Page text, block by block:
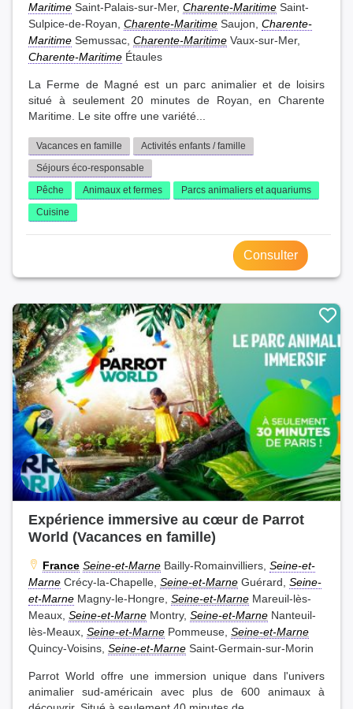
Maritime Saint-Palais-sur-Mer, Charente-Maritime Saint-
Sulpice-de-Royan, Charente-Maritime Saujon, Charente-
Maritime Semussac, Charente-Maritime Vaux-sur-Mer,
Charente-Maritime Étaules
La Ferme de Magné est un parc animalier et de loisirs
situé à seulement 20 minutes de Royan, en Charente
Maritime. Le site offre une variété...
Vacances en famille
Activités enfants / famille
Séjours éco-responsable
Pêche
Animaux et fermes
Parcs animaliers et aquariums
Cuisine
Consulter
Expérience immersive au cœur de Parrot
World (Vacances en famille)
France Seine-et-Marne Bailly-Romainvilliers, Seine-et-
Marne Crécy-la-Chapelle, Seine-et-Marne Guérard, Seine-
et-Marne Magny-le-Hongre, Seine-et-Marne Mareuil-lès-
Meaux, Seine-et-Marne Montry, Seine-et-Marne Nanteuil-
lès-Meaux, Seine-et-Marne Pommeuse, Seine-et-Marne
Quincy-Voisins, Seine-et-Marne Saint-Germain-sur-Morin
Parrot World offre une immersion unique dans l'univers
animalier sud-américain avec plus de 600 animaux à